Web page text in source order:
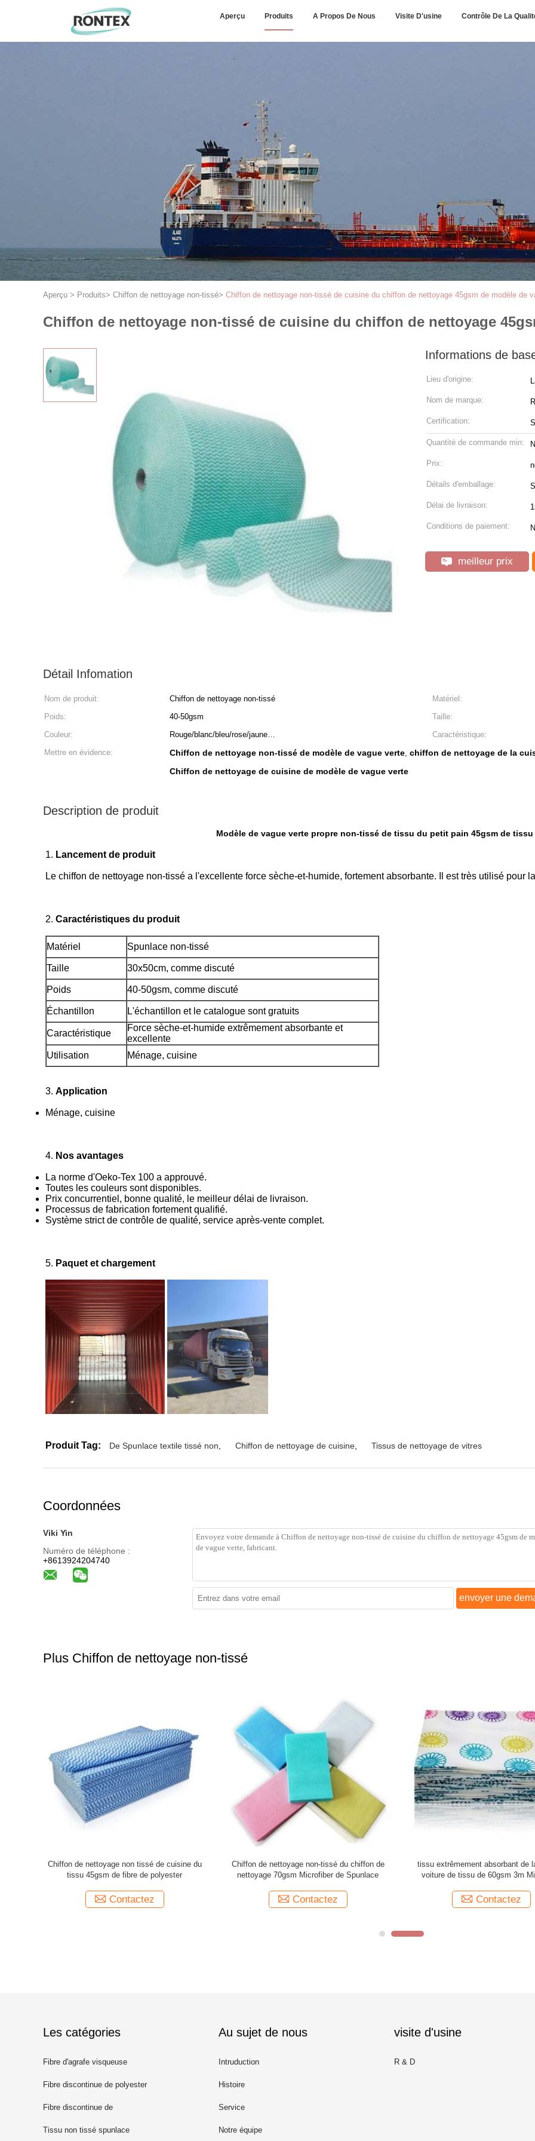
Aperçu Produits A Propos De Nous Visite D'usine Contrôle De La
Aperçu > Produits> Chiffon de nettoyage non-tissé> Chiffon de nettoyage non-tissé de cuisine du chiffon de nettoyage 45gsm de modèle de
Chiffon de nettoyage non-tissé de cuisine du chiffon de nettoyage
Informations de
Lieu d'origine:
Nom de marque:
Certification:
Quantité de commande min:
Prix:
Détails d'emballage:
Délai de livraison:
Conditions de paiement:
meilleur prix
Détail Infomation
Nom de produit: Chiffon de nettoyage non-tissé
Matériel:
Poids:
40-50gsm
Taille:
Couleur:
Rouge/blanc/bleu/rose/jaune…
Caractéristique:
Mettre en évidence:
Chiffon de nettoyage non-tissé de modèle de vague verte, chiffon de nettoyage de la
Chiffon de nettoyage de cuisine de modèle de vague verte
Description de produit
Modèle de vague verte propre non-tissé de tissu du petit pain 45gsm de
1. Lancement de produit
Le chiffon de nettoyage non-tissé a l'excellente force sèche-et-humide, fortement absorbante. Il est très utilisé pour
2. Caractéristiques du produit
Matériel Spunlace non-tissé
Taille 30x50cm, comme discuté
Poids 40-50gsm, comme discuté
Échantillon L'échantillon et le catalogue sont gratuits
Caractéristique
Force sèche-et-humide extrêmement absorbante et
excellente
Utilisation
Ménage, cuisine
3. Application
Ménage, cuisine
4. Nos avantages
La norme d'Oeko-Tex 100 a approuvé.
Toutes les couleurs sont disponibles.
Prix concurrentiel, bonne qualité, le meilleur délai de livraison.
Processus de fabrication fortement qualifié.
Système strict de contrôle de qualité, service après-vente complet.
5. Paquet et chargement
Produit Tag: De Spunlace textile tissé non Chiffon de nettoyage de cuisine Tissus de nettoyage de vitres
Coordonnées
Viki Yin
Numéro de téléphone :
+8613924204740
envoyer une
Plus Chiffon de nettoyage non-tissé
Chiffon de nettoyage non tissé de cuisine du
tissu 45gsm de fibre de polyester
Contactez
Chiffon de nettoyage non-tissé du chiffon de
nettoyage 70gsm Microfiber de Spunlace
Contactez
tissu extrêmement absorbant de
voiture de tissu de 60gsm 3m
Contactez
Les catégories
Fibre d'agrafe visqueuse
Fibre discontinue de polyester
recyclé
Fibre discontinue de
polypropylène
Tissu non tissé spunlace
Au sujet de nous
Intruduction
Histoire
Service
Notre équipe
visite d'usine
R & D